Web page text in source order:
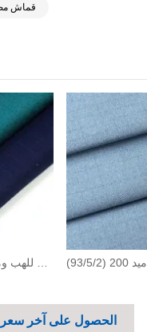
قماش
الحصول على آخر